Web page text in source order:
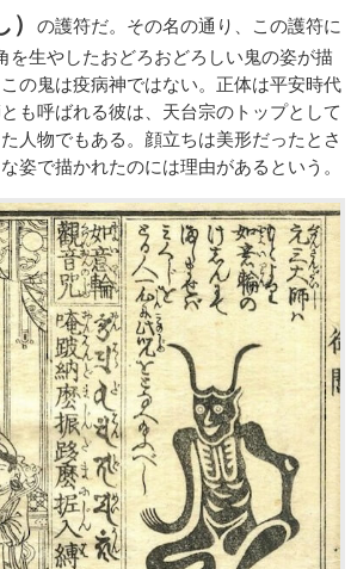
の護符だ。その名の通り、この護符に
を生やしたおどろおどろしい鬼の姿が描
の鬼は疫病神ではない。正体は平安時代
も呼ばれる彼は、天台宗のトップとして
人物でもある。顔立ちは美形だったとさ
姿で描かれたのには理由があるという。